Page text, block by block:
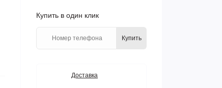
Купить в один клик
Купить
Доставка